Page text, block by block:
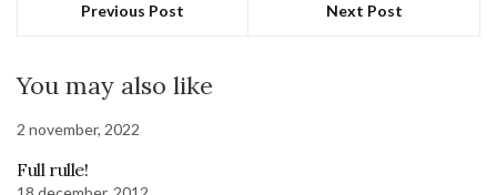
Previous Post Next Post
You may also like
2 november, 2022
Full rulle!